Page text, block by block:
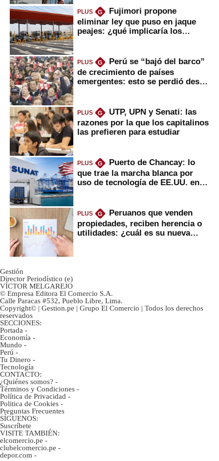
PLUS G
Fujimori propone
eliminar ley que puso en jaque
peajes: ¿qué implicaría los
PLUS G
Perú se “bajó del barco”
de crecimiento de países
emergentes: esto se perdió desde
PLUS G
UTP, UPN y Senati: las
razones por la que los capitalinos
las prefieren para estudiar
PLUS G
Puerto de Chancay: lo
que trae la marcha blanca por
uso de tecnología de EE.UU. en
PLUS G
Peruanos que venden
propiedades, reciben herencia o
utilidades: ¿cuál es su nueva
Gestión
Director Periodístico (e)
VÍCTOR MELGAREJO
© Empresa Editora El Comercio S.A.
Calle Paracas #532, Pueblo Libre, Lima.
Copyright© | Gestion.pe | Grupo El Comercio | Todos los derechos
reservados
SECCIONES:
Portada -
Economía -
Mundo -
Perú -
Tu Dinero -
Tecnología
CONTACTO:
¿Quiénes somos? -
Términos y Condiciones -
Política de Privacidad -
Politica de Cookies -
Preguntas Frecuentes
SÍGUENOS:
Suscríbete
VISITE TAMBIÉN:
elcomercio.pe -
clubelcomercio.pe -
depor.com -